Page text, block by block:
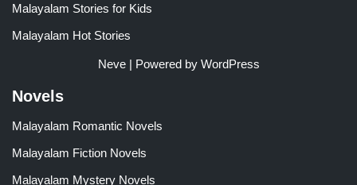
Malayalam Stories for Kids
Malayalam Hot Stories
Neve| Powered by WordPress
Novels
Malayalam Romantic Novels
Malayalam Fiction Novels
Malayalam Mystery Novels